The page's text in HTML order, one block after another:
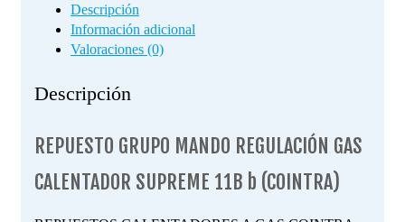
Descripción
Información adicional
Valoraciones (0)
Descripción
REPUESTO GRUPO MANDO REGULACIÓN GAS
CALENTADOR SUPREME 11B b (COINTRA)